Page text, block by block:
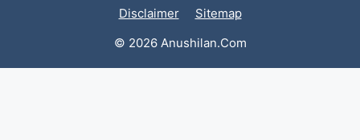
Disclaimer
Sitemap
© 2026 Anushilan.Com